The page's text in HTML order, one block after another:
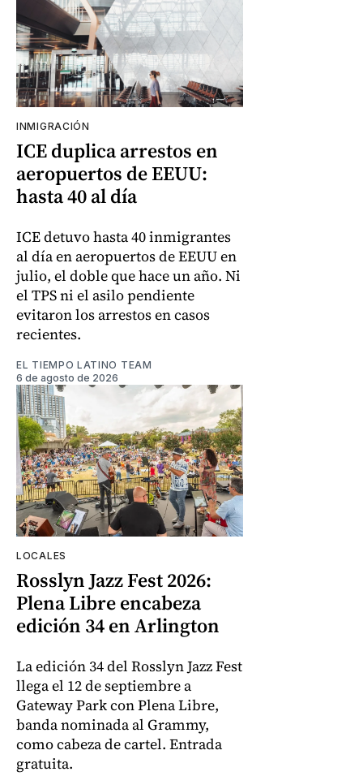
INMIGRACIÓN
ICE duplica arrestos en
aeropuertos de EEUU:
hasta 40 al día
ICE detuvo hasta 40 inmigrantes
al día en aeropuertos de EEUU en
julio, el doble que hace un año. Ni
el TPS ni el asilo pendiente
evitaron los arrestos en casos
recientes.
EL TIEMPO LATINO TEAM
6 de agosto de 2026
LOCALES
Rosslyn Jazz Fest 2026:
Plena Libre encabeza
edición 34 en Arlington
La edición 34 del Rosslyn Jazz Fest
llega el 12 de septiembre a
Gateway Park con Plena Libre,
banda nominada al Grammy,
como cabeza de cartel. Entrada
gratuita.